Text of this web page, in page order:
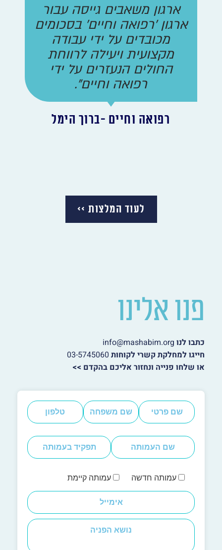
ארגון משאבים גייסה עבור
ארגון 'רפואה וחיים' בסכומים
מכובדים על ידי עבודה
מקצועית ויעילה לרווחת
החולים הנעזרים על ידי
רפואה וחיים".
רפואה וחיים -ברוך הימל
לעוד המלצות >>
פנו אלינו
כתבו לנו info@mashabim.org
חייגו למחלקת קשרי לקוחות 03-5745060
או שלחו פנייה ונחזור אליכם בהקדם >>
עמותה חדשה עמותה קיימת